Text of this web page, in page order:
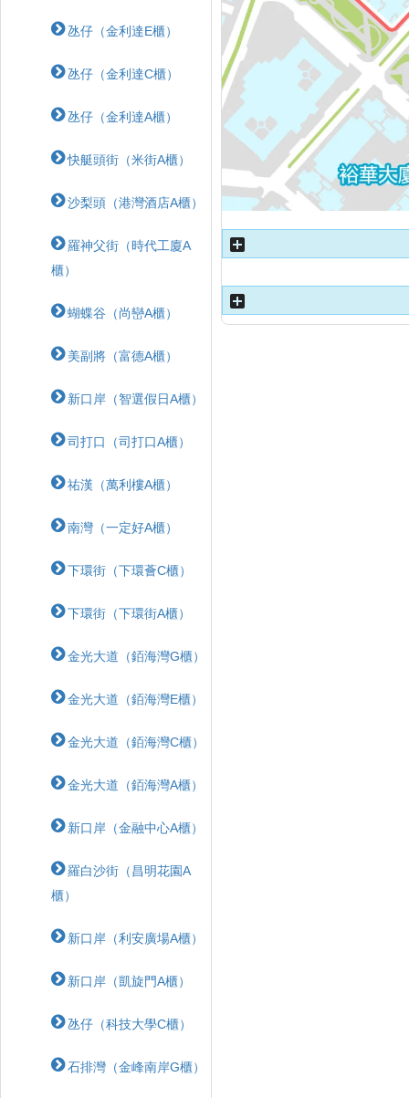
氹仔（金利達E櫃）
氹仔（金利達C櫃）
氹仔（金利達A櫃）
快艇頭街（米街A櫃）
沙梨頭（港灣酒店A櫃）
羅神父街（時代工廈A
櫃）
蝴蝶⾕（尚巒A櫃）
美副將（富德A櫃）
新口岸（智選假日A櫃）
司打口（司打口A櫃）
祐漢（萬利樓A櫃）
南灣（一定好A櫃）
下環街（下環薈C櫃）
下環街（下環街A櫃）
金光大道（銆海灣G櫃）
金光大道（銆海灣E櫃）
金光大道（銆海灣C櫃）
金光大道（銆海灣A櫃）
新口岸（金融中心A櫃）
羅白沙街（昌明花園A
櫃）
新口岸（利安廣場A櫃）
新口岸（凱旋門A櫃）
氹仔（科技大學C櫃）
石排灣（金峰南岸G櫃）